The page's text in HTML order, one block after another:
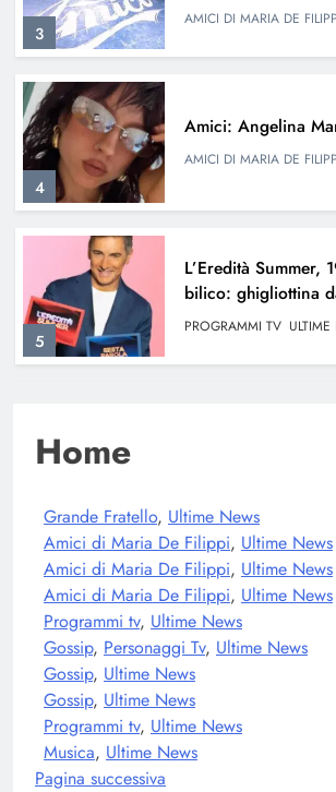
3
AMICI DI MARIA DE
4
Amici: Angelina
AMICI DI MARIA DE
5
L’Eredità
bilico: ghigliottina
Erika
PROGRAMMI TV
7
Francesca Manzini
Shaming: il dramma
GOSSIP ULTIME NEWS
Elenoire Ferruzzi
Martino: la critica
Home
Grande Fratello, Ultime News
Amici di Maria De Filippi, Ultime News
Amici di Maria De Filippi, Ultime News
Amici di Maria De Filippi, Ultime News
Programmi tv, Ultime News
Gossip, Personaggi Tv, Ultime News
Gossip, Ultime News
Gossip, Ultime News
Programmi tv, Ultime News
Musica, Ultime News
Pagina successiva